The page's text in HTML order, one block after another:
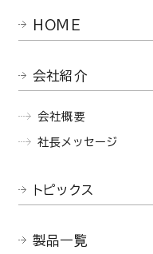
HOME
会社紹介
会社概要
社長メッセージ
トピックス
製品一覧